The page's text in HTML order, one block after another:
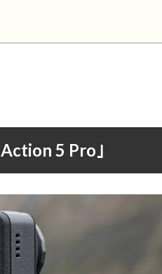
5 Pro｣